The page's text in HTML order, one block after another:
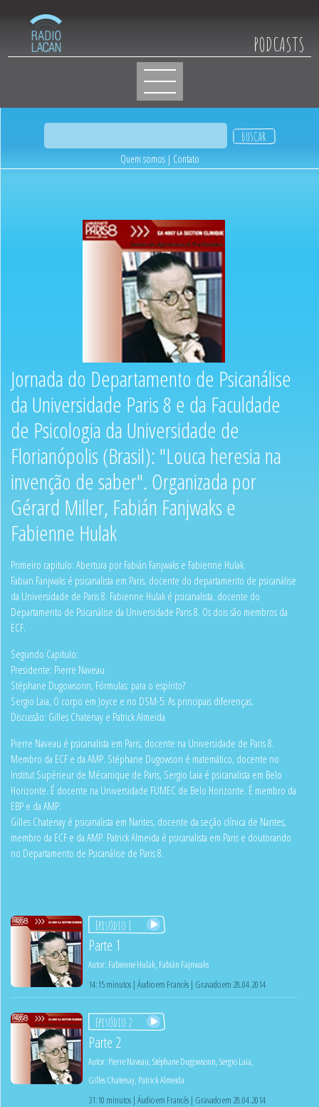
PODCASTS
Quem somos | Contato
Jornada do Departamento de Psicanálise
da Universidade Paris 8 e da Faculdade
de Psicologia da Universidade de
Florianópolis (Brasil): "Louca heresia na
invenção de saber". Organizada por
Gérard Miller, Fabián Fanjwaks e
Fabienne Hulak
Primeiro capitulo: Abertura por Fabián Fanjwaks e Fabienne Hulak.
Fabian Fanjwaks é psicanalista em Paris, docente do departamento de psicanálise
da Universidade de Paris 8. Fabienne Hulak é psicanalista, docente do
Departamento de Psicanálise da Universidade Paris 8. Os dois são membros da
ECF.
Segundo Capitulo:
Presidente: Pierre Naveau
Stéphane Dugowsonn, Fórmulas: para o espírito?
Sergio Laia, O corpo em Joyce e no DSM-5: As principais diferenças.
Discussão: Gilles Chatenay e Patrick Almeida
Pierre Naveau é psicanalista em Paris, docente na Universidade de Paris 8.
Membro da ECF e da AMP. Stéphane Dugowson é matemático, docente no
Institut Supérieur de Mécanique de Paris, Sergio Laia é psicanalista em Belo
Horizonte. É docente na Universidade FUMEC de Belo Horizonte. É membro da
EBP e da AMP.
Gilles Chatenay é psicanalista em Nantes, docente da seção clínica de Nantes,
membro da ECF e da AMP. Patrick Almeida é psicanalista em Paris e doutorando
no Departamento de Psicanálise de Paris 8.
Episódio 1
Parte 1
Autor: Fabienne Hulak, Fabián Fajnwaks
14:15 minutos | Áudio em Francês | Gravado em 28.04.2014
Episódio 2
Parte 2
Autor: Pierre Naveau Stéphane Dugowsonn Sergio Laia
Gilles Chatenay, Patrick Almeida
31:10 minutos | Áudio em Francês | Gravado em 28.04.2014